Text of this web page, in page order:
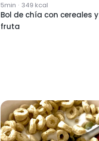
5min · 349 kcal
Bol de chía con cereales y
fruta